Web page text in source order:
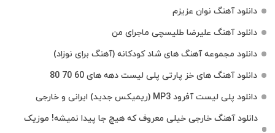
دانلود آهنگ نوان عزیزم
دانلود آهنگ علیرضا طلیسچی ماجرای من
دانلود مجموعه آهنگ های شاد کودکانه (آهنگ برای نوزاد)
دانلود آهنگ های خز پارتی پلی لیست دهه های 60 70 80
دانلود پلی لیست آفرود MP3 (ریمیکس جدید) ایرانی و خارجی
دانلود آهنگ خارجی خیلی معروف که هیچ جا پیدا نمیشه! موزیک